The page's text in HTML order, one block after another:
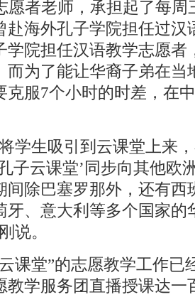
愿者老师，承担起了每周
赴海外孔子学院担任过汉
学院担任汉语教学志愿者
而为了能让华裔子弟在当
克服7个小时的时差，在
生吸引到云课堂上来，
子云课堂’同步向其他欧
间除巴塞罗那外，还有西
牙、意大利等多个国家的
说。
堂”的志愿教学工作已
教学服务团直播授课达一